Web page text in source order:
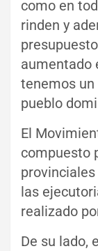
como en
rinden y
aumentado
tenemos
pueblo
El
compuesto
las
realizado
De su lado,